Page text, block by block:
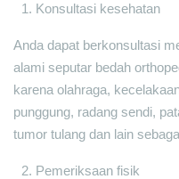
Konsultasi kesehatan
Anda dapat berkonsultasi
alami seputar bedah
karena olahraga,
punggung, radang sendi,
tumor tulang dan lain
Pemeriksaan fisik